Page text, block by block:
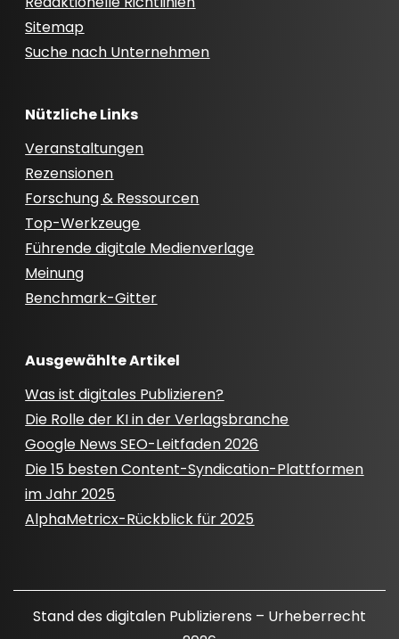
Sitemap
Suche nach Unternehmen
Nützliche Links
Veranstaltungen
Rezensionen
Forschung & Ressourcen
Top-Werkzeuge
Führende digitale Medienverlage
Meinung
Benchmark-Gitter
Ausgewählte Artikel
Was ist digitales Publizieren?
Die Rolle der KI in der Verlagsbranche
Google News SEO-Leitfaden 2026
Die 15 besten Content-Syndication-Plattformen
im Jahr 2025
AlphaMetricx-Rückblick für 2025
Stand des digitalen Publizierens – Urheberrecht